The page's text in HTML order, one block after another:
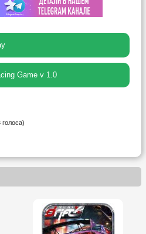
Game v 1.0
голоса)